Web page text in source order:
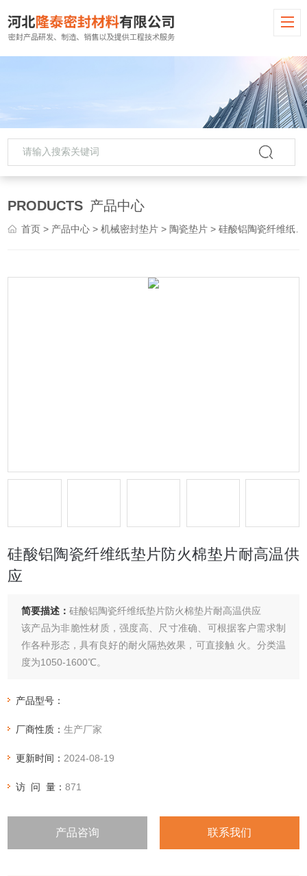
PRODUCTS 产品中心
首页 > 产品中心 >机械密封垫片 > 陶瓷垫片 > 硅酸铝陶瓷纤维纸垫片防火棉垫片耐高温供应
硅酸铝陶瓷纤维纸垫片防火棉垫片耐高温供
应
简要描述：硅酸铝陶瓷纤维纸垫片防火棉垫片耐高温供应
该产品为非脆性材质，强度高、尺寸准确、可根据客户需求制
作各种形态，具有良好的耐火隔热效果，可直接触 火。分类温
度为1050-1600℃。
产品型号：
厂商性质：生产厂家
更新时间： 2024-08-19
访 问 量：871
产品咨询 联系我们